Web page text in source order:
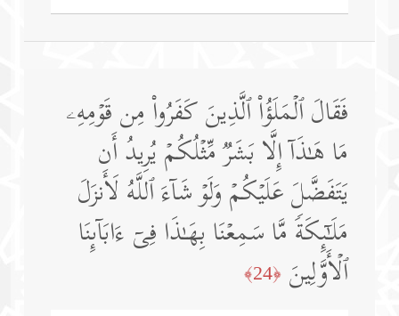
فَقَالَ ٱلۡمَلَؤُا۟ ٱلَّذِینَ كَفَرُوا۟ مِن قَوۡمِهِۦ
مَا هَـٰذَاۤ إِلَّا بَشَرࣱ مِّثۡلُكُمۡ یُرِیدُ أَن
یَتَفَضَّلَ عَلَیۡكُمۡ وَلَوۡ شَاۤءَ ٱللَّهُ لَأَنزَلَ
مَلَـٰۤىِٕكَةࣰ مَّا سَمِعۡنَا بِهَـٰذَا فِیۤ ءَابَاۤىِٕنَا
ٱلۡأَوَّلِینَ ﴿24﴾